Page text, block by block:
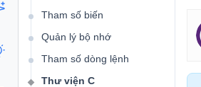
Tham số biến
Quản lý bộ nhớ
Tham số dòng lệnh
Thư viện C